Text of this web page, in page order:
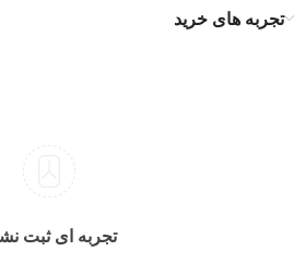
تجربه های خرید
تجربه ای ثبت